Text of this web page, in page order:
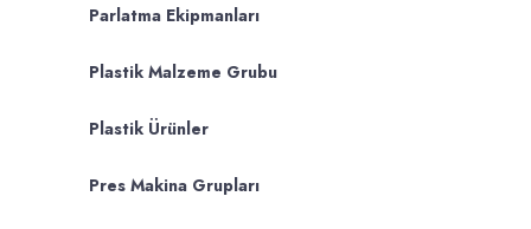
Parlatma Ekipmanları
Plastik Malzeme Grubu
Plastik Ürünler
Pres Makina Grupları